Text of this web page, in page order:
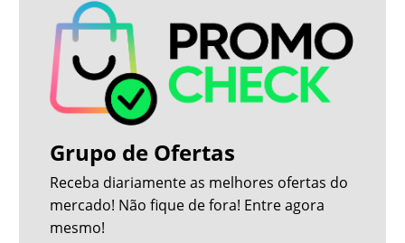
Grupo de Ofertas
Receba diariamente as melhores ofertas do
mercado! Não fique de fora! Entre agora
mesmo!